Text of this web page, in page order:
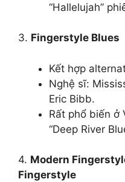
“Hallelujah”
3. Fingerstyle Blues
Kết hợp
Nghệ sĩ:
Eric Bibb.
Rất phổ biến ở
“Deep River
4. Modern
Fingerstyle